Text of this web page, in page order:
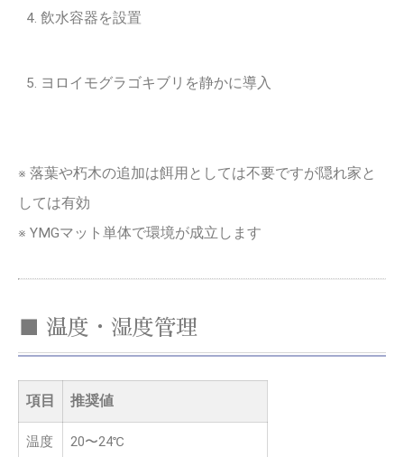
飲水容器を設置
ヨロイモグラゴキブリを静かに導入
※ 落葉や朽木の追加は餌用としては不要ですが隠れ家と
しては有効
※ YMGマット単体で環境が成立します
■ 温度・湿度管理
項目 推奨値
温度 20〜24℃